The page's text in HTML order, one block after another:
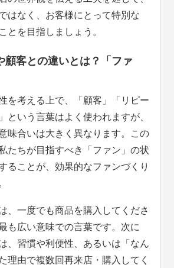
はなく、お客様にとって特別な
とを目指しましょう。
顧客との違いとは？「ファ
を考える上で、「顧客」「リピー
という言葉はよく使われますが、
味合いは大きく異なります。この
たちが目指すべき「ファン」の状
ることが、効果的なファンづくり
、一度でも商品を購入してくださ
も広い意味での言葉です。次に
、習慣や利便性、あるいは「なん
理由で複数回再来店・購入してく